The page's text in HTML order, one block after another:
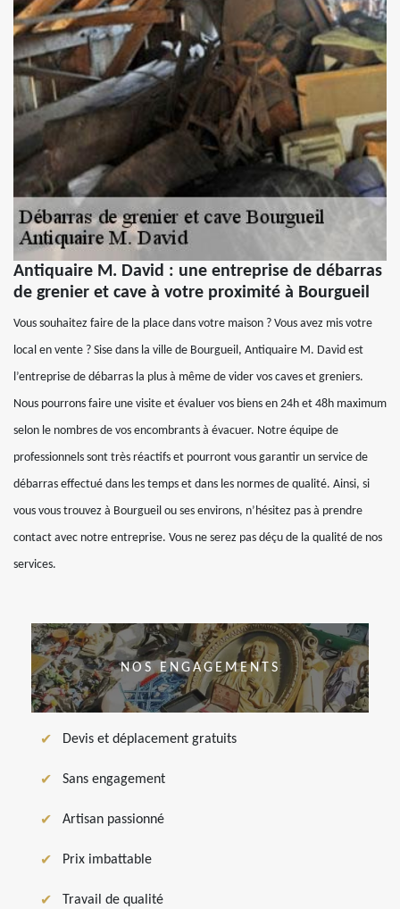
Antiquaire M. David : une entreprise de débarras
de grenier et cave à votre proximité à Bourgueil
Vous souhaitez faire de la place dans votre maison ? Vous avez mis votre
local en vente ? Sise dans la ville de Bourgueil, Antiquaire M. David est
l’entreprise de débarras la plus à même de vider vos caves et greniers.
Nous pourrons faire une visite et évaluer vos biens en 24h et 48h maximum
selon le nombres de vos encombrants à évacuer. Notre équipe de
professionnels sont très réactifs et pourront vous garantir un service de
débarras effectué dans les temps et dans les normes de qualité. Ainsi, si
vous vous trouvez à Bourgueil ou ses environs, n’hésitez pas à prendre
contact avec notre entreprise. Vous ne serez pas déçu de la qualité de nos
services.
NOS ENGAGEMENTS
Devis et déplacement gratuits
Sans engagement
Artisan passionné
Prix imbattable
Travail de qualité